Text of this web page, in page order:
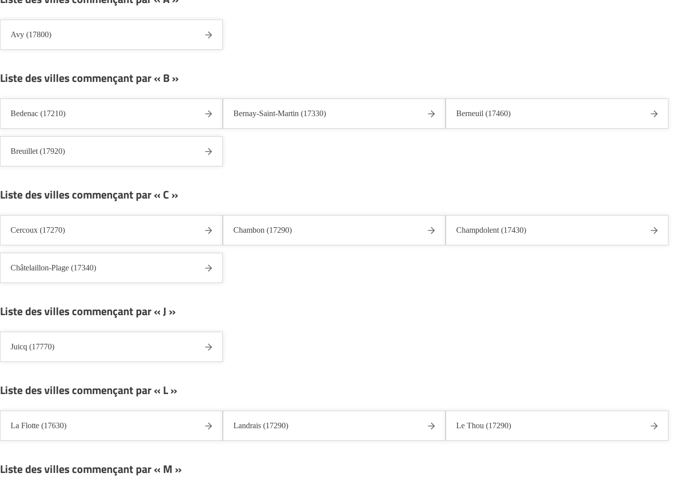
Avy (17800)
Liste des villes commençant par « B »
Bedenac (17210) Bernay-Saint-Martin (17330) Berneuil (17460)
Breuillet (17920)
Liste des villes commençant par « C »
Cercoux (17270) Chambon (17290) Champdolent (17430)
Châtelaillon-Plage (17340)
Liste des villes commençant par « J »
Juicq (17770)
Liste des villes commençant par « L »
La Flotte (17630) Landrais (17290) Le Thou (17290)
Liste des villes commençant par « M »